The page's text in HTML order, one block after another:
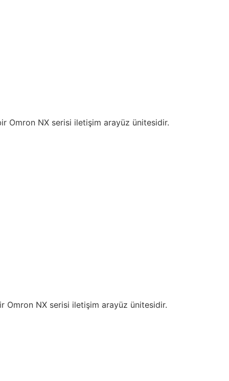
Omron NX serisi iletişim arayüz ünitesidir.
Omron NX serisi iletişim arayüz ünitesidir.